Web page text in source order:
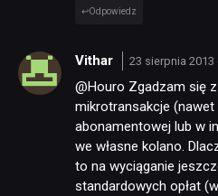
SKLEP
Odpowiedz
Vithar 23 sierpnia 2013
@Houro Zgadzam się
mikrotransakcje
abonamentowej lub w
we własne kolano.
to na wyciąganie
standardowych opłat